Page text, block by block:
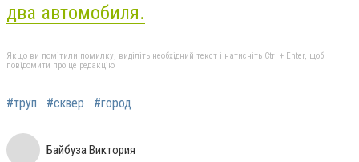
два автомобиля.
Якщо ви помітили помилку, виділіть необхідний текст і натисніть Ctrl + Enter, щоб
повідомити про це редакцію
#труп #сквер #город
Байбуза Виктория